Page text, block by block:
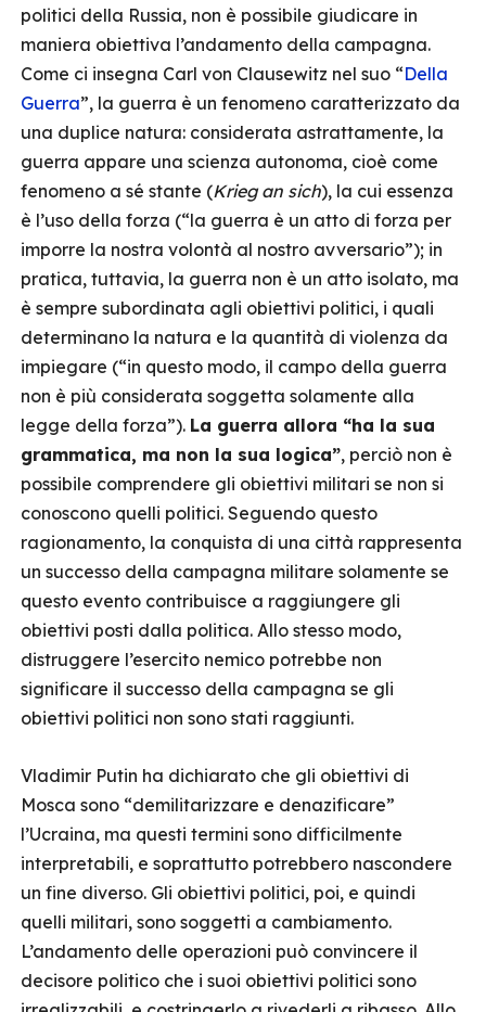
politici della Russia, non è possibile giudicare in
maniera obiettiva l’andamento della campagna.
Come ci insegna Carl von Clausewitz nel suo “Della
Guerra”, la guerra è un fenomeno caratterizzato da
una duplice natura: considerata astrattamente, la
guerra appare una scienza autonoma, cioè come
fenomeno a sé stante (Krieg an sich), la cui essenza
è l’uso della forza (“la guerra è un atto di forza per
imporre la nostra volontà al nostro avversario”); in
pratica, tuttavia, la guerra non è un atto isolato, ma
è sempre subordinata agli obiettivi politici, i quali
determinano la natura e la quantità di violenza da
impiegare (“in questo modo, il campo della guerra
non è più considerata soggetta solamente alla
legge della forza”). La guerra allora “ha la sua
grammatica, ma non la sua logica”, perciò non è
possibile comprendere gli obiettivi militari se non si
conoscono quelli politici. Seguendo questo
ragionamento, la conquista di una città rappresenta
un successo della campagna militare solamente se
questo evento contribuisce a raggiungere gli
obiettivi posti dalla politica. Allo stesso modo,
distruggere l’esercito nemico potrebbe non
significare il successo della campagna se gli
obiettivi politici non sono stati raggiunti.
Vladimir Putin ha dichiarato che gli obiettivi di
Mosca sono “demilitarizzare e denazificare”
l’Ucraina, ma questi termini sono difficilmente
interpretabili, e soprattutto potrebbero nascondere
un fine diverso. Gli obiettivi politici, poi, e quindi
quelli militari, sono soggetti a cambiamento.
L’andamento delle operazioni può convincere il
decisore politico che i suoi obiettivi politici sono